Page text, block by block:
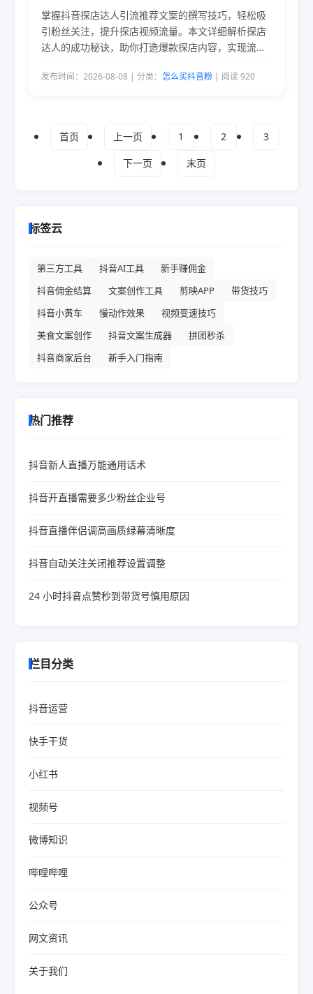
掌握抖音探店达人引流推荐文案的撰写技巧，轻松吸
引粉丝关注，提升探店视频流量。本文详细解析探店
达人的成功秘诀，助你打造爆款探店内容，实现流量
发布时间：2026-08-08 | 分类： 怎么买抖音粉 | 阅读 920
首页 上一页 1 2
3
下一页
末页
标签云
第三方工具 抖音AI工具
新手赚佣金
抖音佣金结算
文案创作工具 剪映APP
带货技巧
抖音小黄车
慢动作效果
视频变速技巧
美食文案创作
抖音文案生成器
拼团秒杀
抖音商家后台
新手入门指南
热门推荐
抖音新人直播万能通用话术
抖音开直播需要多少粉丝企业号
抖音直播伴侣调高画质绿幕清晰度
抖音自动关注关闭推荐设置调整
24 小时抖音点赞秒到带货号慎用原因
栏目分类
抖音运营
快手干货
小红书
视频号
微博知识
哔哩哔哩
公众号
网文资讯
关于我们